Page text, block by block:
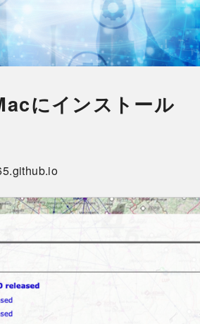
にインストール